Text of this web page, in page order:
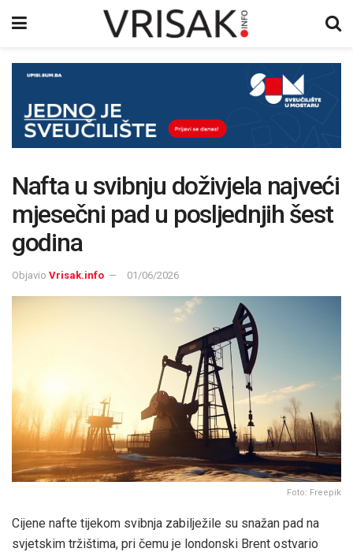
Nafta u svibnju doživjela najveći
mjesečni pad u posljednjih šest
godina
Objavio Vrisak.info 01/06/2026
Foto: Freepik
Cijene nafte tijekom svibnja zabilježile su snažan pad na
svjetskim tržištima, pri čemu je londonski Brent ostvario